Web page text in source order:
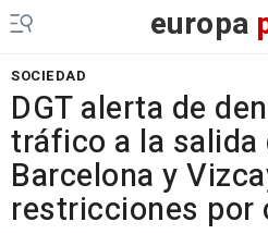
europa
SOCIEDAD
DGT alerta de
tráfico a la salida
Barcelona y
restricciones por